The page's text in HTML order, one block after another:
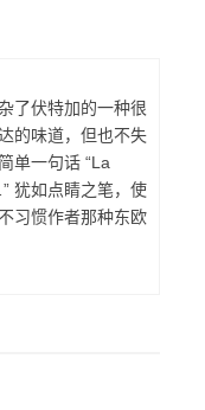
了伏特加的一种很
的味道，但也不失
单一句话 “La
犹如点睛之笔，使
习惯作者那种东欧